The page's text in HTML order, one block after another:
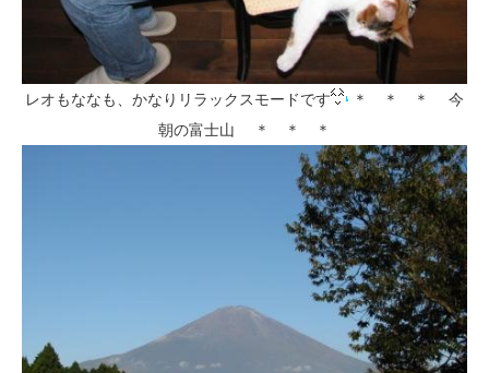
レオもななも、かなりリラックスモードです
＊ ＊ ＊ 今
朝の富士山 ＊ ＊ ＊